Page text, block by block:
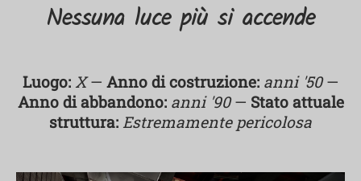
Nessuna luce più si accende
Luogo: X— Anno di costruzione: anni '50—
Anno di abbandono: anni '90— Stato attuale
struttura: Estremamente pericolosa